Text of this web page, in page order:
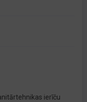
ierīču